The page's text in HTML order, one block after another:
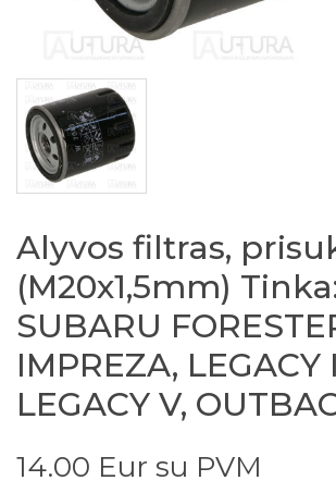
Alyvos filtras,
(M20x1,5mm)
SUBARU
IMPREZA, LEGACY
LEGACY V,
14.00 Eur su PVM